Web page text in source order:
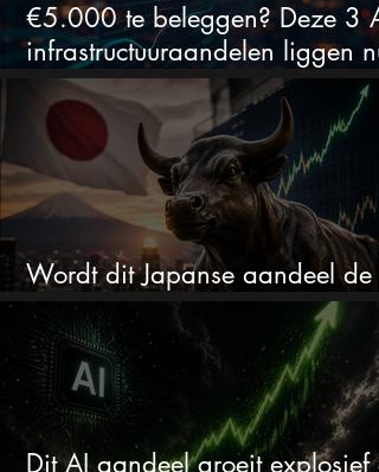
€5.000 te beleggen? Deze 3
infrastructuuraandelen liggen nu
in de uitverkoop
Wordt dit Japanse aandeel de
comeback kid van 2026?
Dit AI aandeel groeit explosief